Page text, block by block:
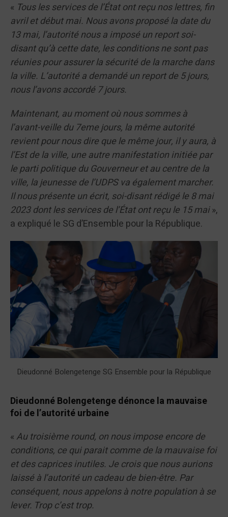
« Tous les services de l’État ont reçu nos lettres, fin
avril et début mai. Nous avons proposé la date du
13 mai, l’autorité nous a imposé un report soi-
disant qu’à cette date, les conditions ne sont pas
réunies pour assurer la sécurité de la marche dans
la ville. L’autorité a demandé un report de 5 jours,
nous l’avons accordé 7 jours.
Maintenant, au moment où nous sommes à
l’avant-veille du 7eme jours, la même autorité
revient pour nous dire que le même jour, il y aura, à
l’Est de la ville, une autre manifestation initiée par
le parti politique du Gouverneur et au centre de la
ville, la jeunesse de l’UDPS va également marcher.
Il nous présente un écrit, soi-disant rédigé le 8 mai
2023 dont les services de l’État ont reçu le 15 mai»,
a expliqué le SG d’Ensemble pour la République.
Dieudonné Bolengetenge SG Ensemble pour la République
Dieudonné Bolengetenge dénonce la mauvaise
foi de l’autorité urbaine
« Au troisième round, on nous impose encore de
conditions, ce qui parait comme de la mauvaise foi
et des caprices inutiles. Je crois que nous aurions
laissé à l’autorité un cadeau de bien-être. Par
conséquent, nous appelons à notre population à se
lever. Trop c’est trop.